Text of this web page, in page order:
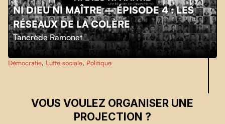
NI DIEU NI MAÎTRE – ÉPISODE 4 : LES
RÉSEAUX DE LA COLÈRE
Tancrède Ramonet
Démocratie, Lutte sociale, Politique
Skip back to main navigation
VOUS VOULEZ ORGANISER UNE
PROJECTION ?